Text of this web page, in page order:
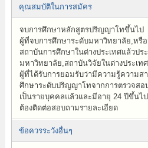
คุณสมบัติในการสมัคร
จบการศึกษาหลักสูตรปริญญาโทขึ้นไป
ผู้ที่จบการศึกษาระดับมหาวิทยาลัย,หรื
สถาบันการศึกษาในต่างประเทศแล้วป
มหาวิทยาลัย,สถาบันวิจัยในต่างประเท
ผู้ที่ได้รับการยอมรับว่ามีความรู้ความส
ศึกษาระดับปริญญาโทจากการตรวจส
เป็นรายบุคคลแล้วและมีอายุ 24 ปีขึ้นไป
ต้องติดต่อสอบถามรายละเอียด
ข้อควรระวังอื่นๆ